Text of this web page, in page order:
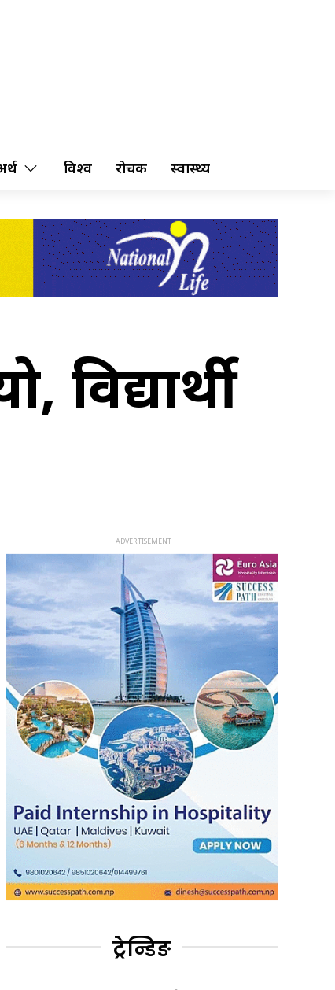
विश्व रोचक स्वास्थ्य
विद्यार्थी
ट्रेन्डिङ